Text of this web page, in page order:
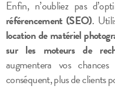
Enfin, n’oubliez pas
référencement (SEO).
location de matériel
sur les moteurs de
augmentera vos
conséquent, plus de clients